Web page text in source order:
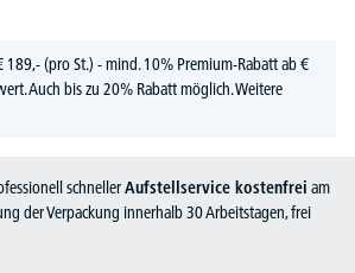
189,-(pro St.) - mind. 10% Premium-Rabatt ab €
Auch bis zu 20% Rabatt möglich.Weitere
schnellerAufstellservice kostenfrei am
der Verpackung innerhalb 30 Arbeitstagen, frei